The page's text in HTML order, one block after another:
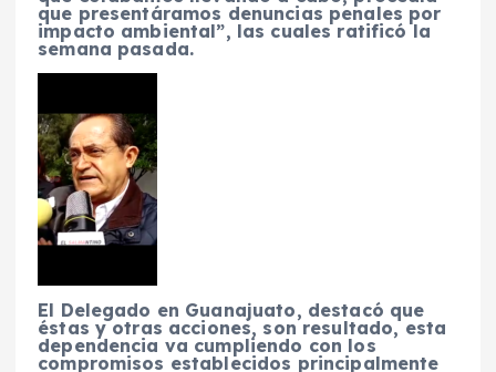
que presentáramos denuncias penales por
impacto ambiental”, las cuales ratificó la
semana pasada.
El Delegado en Guanajuato, destacó que
éstas y otras acciones, son resultado, esta
dependencia va cumpliendo con los
compromisos establecidos principalmente